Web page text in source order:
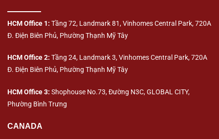
HCM Office 1: Tầng 72, Landmark 81, Vinhomes Central Park, 720A
Đ. Điện Biên Phủ, Phường Thạnh Mỹ Tây
HCM Office 2: Tầng 24, Landmark 3, Vinhomes Central Park, 720A
Đ. Điện Biên Phủ, Phường Thạnh Mỹ Tây
HCM Office 3: Shophouse No.73, Đường N3C, GLOBAL CITY,
Phường Bình Trưng
CANADA